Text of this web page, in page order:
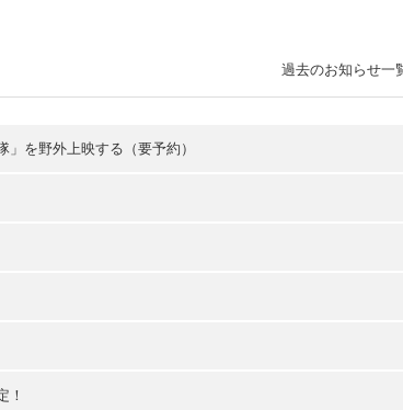
を野外上映する（要予約）
！
過去のお知らせ一